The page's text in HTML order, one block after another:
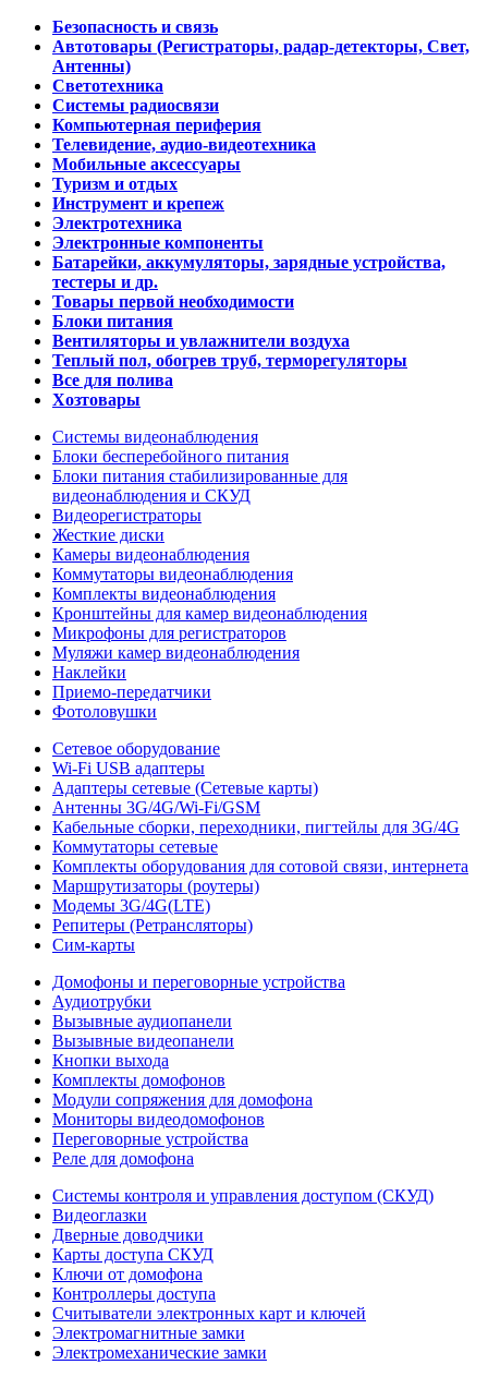
Безопасность и связь
Автотовары (Регистраторы, радар-детекторы, Свет,
Антенны)
Светотехника
Системы радиосвязи
Компьютерная периферия
Телевидение, аудио-видеотехника
Мобильные аксессуары
Туризм и отдых
Инструмент и крепеж
Электротехника
Электронные компоненты
Батарейки, аккумуляторы, зарядные устройства,
тестеры и др.
Товары первой необходимости
Блоки питания
Вентиляторы и увлажнители воздуха
Теплый пол, обогрев труб, терморегуляторы
Все для полива
Хозтовары
Системы видеонаблюдения
Блоки бесперебойного питания
Блоки питания стабилизированные для
видеонаблюдения и СКУД
Видеорегистраторы
Жесткие диски
Камеры видеонаблюдения
Коммутаторы видеонаблюдения
Комплекты видеонаблюдения
Кронштейны для камер видеонаблюдения
Микрофоны для регистраторов
Муляжи камер видеонаблюдения
Наклейки
Приемо-передатчики
Фотоловушки
Сетевое оборудование
Wi-Fi USB адаптеры
Адаптеры сетевые (Сетевые карты)
Антенны 3G/4G/Wi-Fi/GSM
Кабельные сборки, переходники, пигтейлы для 3G/4G
Коммутаторы сетевые
Комплекты оборудования для сотовой связи, интернета
Маршрутизаторы (роутеры)
Модемы 3G/4G(LTE)
Репитеры (Ретрансляторы)
Сим-карты
Домофоны и переговорные устройства
Аудиотрубки
Вызывные аудиопанели
Вызывные видеопанели
Кнопки выхода
Комплекты домофонов
Модули сопряжения для домофона
Мониторы видеодомофонов
Переговорные устройства
Реле для домофона
Системы контроля и управления доступом (СКУД)
Видеоглазки
Дверные доводчики
Карты доступа СКУД
Ключи от домофона
Контроллеры доступа
Считыватели электронных карт и ключей
Электромагнитные замки
Электромеханические замки